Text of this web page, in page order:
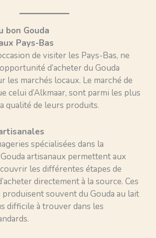
bon Gouda
Pays-Bas
de visiter les Pays-Bas, ne
d’acheter du Gouda
les marchés locaux. Le marché de
celui d’Alkmaar, sont parmi les plus
qualité de leurs produits.
spécialisées dans la
artisanaux permettent aux
les différentes étapes de
directement à la source. Ces
souvent du Gouda au lait
difficile à trouver dans les